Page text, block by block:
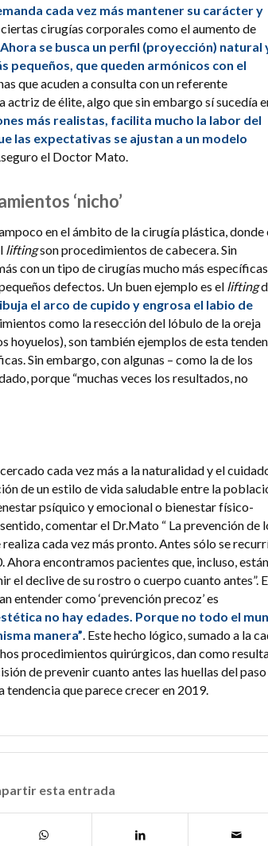
cada vez más mantener su carácter y
cirugías corporales como el aumento de
Ahora se busca un perfil (proyección) natural
pequeños, que queden armónicos con el
que acuden a consulta con un referente
actriz de élite, algo que sin embargo sí sucedía
más realistas, facilita mucho la labor del
las expectativas se ajustan a un modelo
el Doctor Mato.
‘nicho’
en el ámbito de la cirugía plástica, donde
liftingson procedimientos de cabecera. Sin
con un tipo de cirugías mucho más específicas,
defectos. Un buen ejemplo es el lifting
el arco de cupido y engrosa el labio de
como la resección del lóbulo de la oreja
hoyuelos), son también ejemplos de esta
Sin embargo, con algunas – como la de los
porque “muchas veces los resultados, no
cada vez más a la naturalidad y el
de un estilo de vida saludable entre la
psíquico y emocional o bienestar físico-
comentar el Dr.Mato “ La prevención de
cada vez más pronto. Antes sólo se
Ahora encontramos pacientes que, incluso,
el declive de su rostro o cuerpo cuanto antes”.
entender como ‘prevención precoz’ es
no hay edades. Porque no todo el
manera”. Este hecho lógico, sumado a la
procedimientos quirúrgicos, dan como
de prevenir cuanto antes las huellas del paso
que parece crecer en 2019.
esta entrada